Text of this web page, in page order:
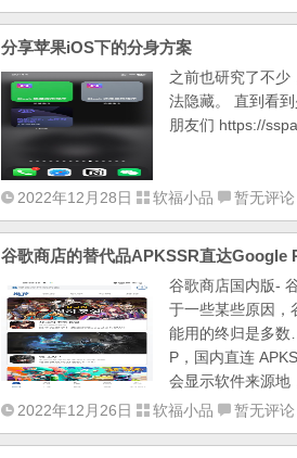
分享苹果iOS下的分身方案
之前也研究了不少
法隐藏。 直到看
朋友们 https://
2022年12月28日 软福小品 暂无评论
谷歌商店的替代品APKSSR直达Google
谷歌商店国内版-
于一些某些原因，
能用的终归是多
P，国内直连
会显示软件来源地
2022年12月26日
软福小品 暂无评论